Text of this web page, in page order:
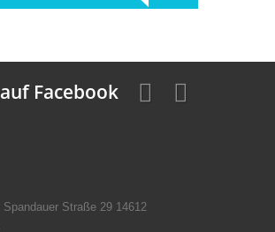
Facebook
Straße 29 14612